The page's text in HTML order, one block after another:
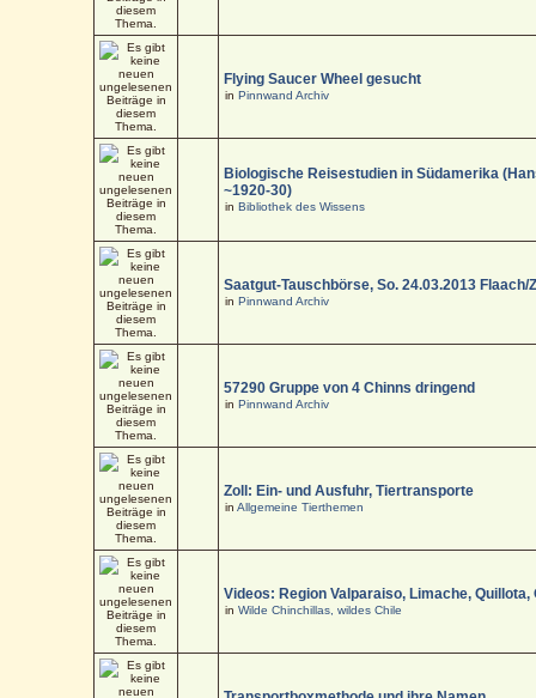
Flying Saucer Wheel gesucht
inPinnwand Archiv
Biologische Reisestudien in Südamerika
~1920-30)
inBibliothek des Wissens
Saatgut-Tauschbörse, So. 24.03.2013 Flaach/
inPinnwand Archiv
57290 Gruppe von 4 Chinns dringend
inPinnwand Archiv
Zoll: Ein- und Ausfuhr, Tiertransporte
inAllgemeine Tierthemen
Videos: Region Valparaiso, Limache, Quillota,
inWilde Chinchillas, wildes Chile